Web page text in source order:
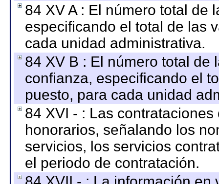
84 XV A : El número total de
especificando el total de las
cada unidad administrativa.
84 XV B : El número total de
confianza, especificando el
puesto, para cada unidad
84 XVI - : Las
honorarios, señalando los
servicios, los servicios
el periodo de contratación.